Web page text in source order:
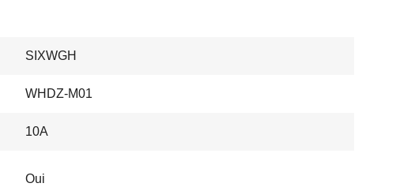
SIXWGH
WHDZ-M01
10A
Oui